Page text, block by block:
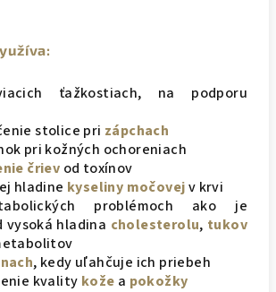
ťažkostiach, na podporu
stolice pri zápchach
pri kožných ochoreniach
čriev od toxínov
hladine kyseliny močovejv krvi
problémoch ako je
vysoká hladina cholesterolu, tukov
, kedy uľahčuje ich priebeh
kvality kože a pokožky